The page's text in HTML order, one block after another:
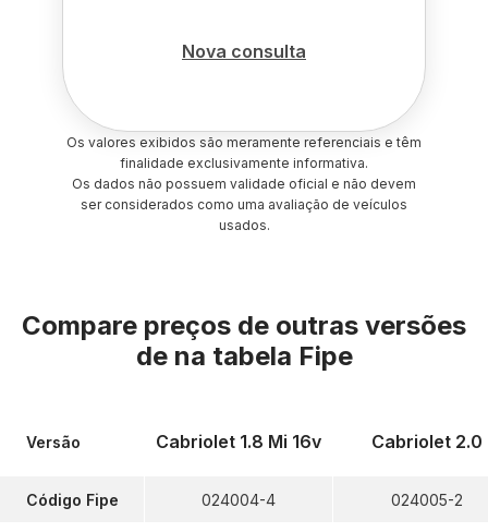
Nova consulta
Os valores exibidos são meramente referenciais e têm
finalidade exclusivamente informativa.
Os dados não possuem validade oficial e não devem
ser considerados como uma avaliação de veículos
usados.
Compare preços de outras versões
de na tabela Fipe
Versão
Código Fipe
Cabriolet 1.8 Mi 16v
024004-4
Cabriolet 2.0
024005-2